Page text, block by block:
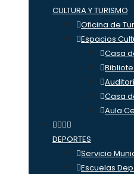
CULTURA Y TURISMO
Oficina de
Espacios
Casa
Casa
Aula
DEPORTES
Servicio
Escuelas